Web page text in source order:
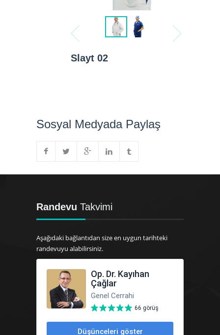
Slayt 02
Sosyal Medyada Paylaş
Randevu Takvimi
Aşağıdaki bağlantıdan size en uygun tarihteki
randevuyu alabilirsiniz.